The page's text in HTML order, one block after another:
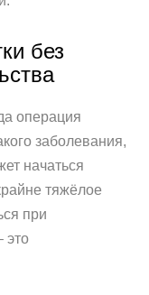
без
операция
заболевания,
начаться
тяжёлое
при
это